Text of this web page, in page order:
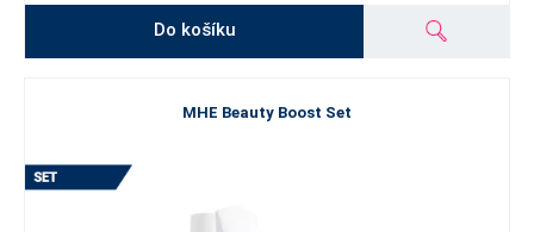
Do košíku
MHE Beauty Boost Set